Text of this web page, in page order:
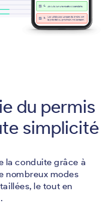
du permis
simplicité
la conduite grâce à
nombreux modes
le tout en